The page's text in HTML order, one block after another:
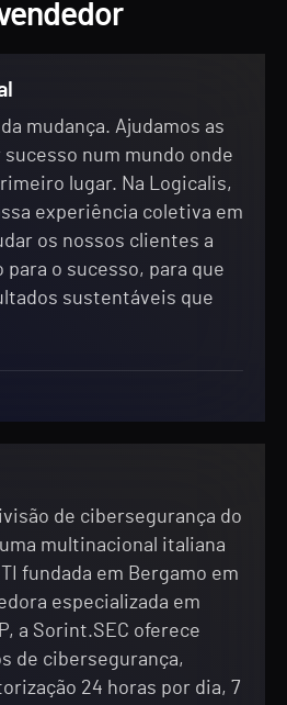
mudança. Ajudamos as
num mundo onde
lugar. Na Logicalis,
experiência coletiva em
os nossos clientes a
o sucesso, para que
sustentáveis que
de cibersegurança do
multinacional italiana
fundada em Bergamo em
especializada em
a Sorint.SEC oferece
de cibersegurança,
24 horas por dia, 7